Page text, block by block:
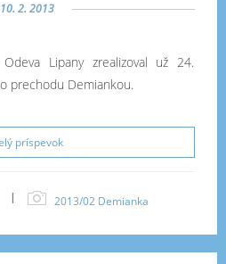
10. 2. 2013
Lipany zrealizoval už 24.
prechodu Demiankou.
príspevok
| 2013/02 Demianka